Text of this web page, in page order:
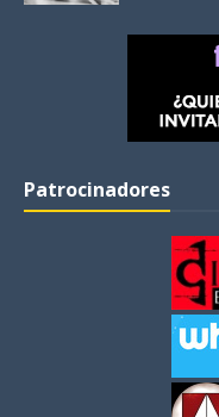
Patrocinadores